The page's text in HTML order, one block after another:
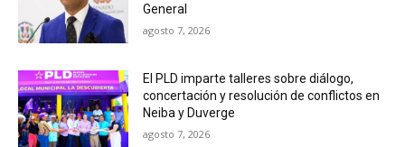
General
agosto 7, 2026
El PLD imparte talleres sobre diálogo,
concertación y resolución de conflictos en
Neiba y Duverge
agosto 7, 2026